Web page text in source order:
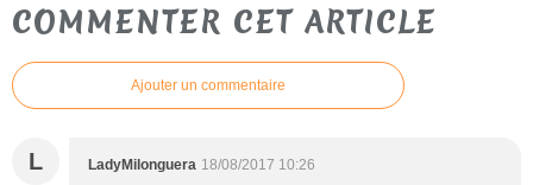
COMMENTER CET ARTICLE
Ajouter un commentaire
L LadyMilonguera 18/08/2017 10:26